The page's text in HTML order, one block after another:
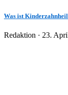
Was ist
Redaktion · 23.